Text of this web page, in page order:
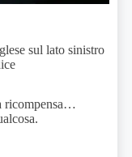
sul lato sinistro
ricompensa…